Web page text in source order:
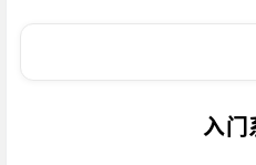
入门